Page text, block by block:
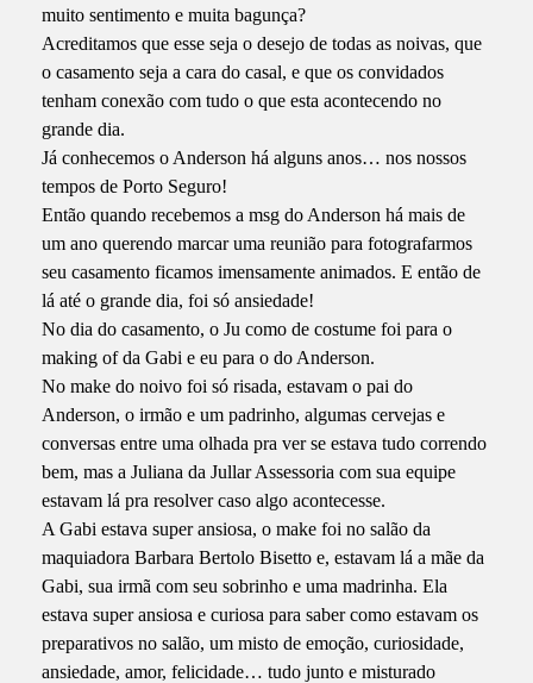
muito sentimento e muita bagunça?
Acreditamos que esse seja o desejo de todas as noivas, que
o casamento seja a cara do casal, e que os convidados
tenham conexão com tudo o que esta acontecendo no
grande dia.
Já conhecemos o Anderson há alguns anos… nos nossos
tempos de Porto Seguro!
Então quando recebemos a msg do Anderson há mais de
um ano querendo marcar uma reunião para fotografarmos
seu casamento ficamos imensamente animados. E então de
lá até o grande dia, foi só ansiedade!
No dia do casamento, o Ju como de costume foi para o
making of da Gabi e eu para o do Anderson.
No make do noivo foi só risada, estavam o pai do
Anderson, o irmão e um padrinho, algumas cervejas e
conversas entre uma olhada pra ver se estava tudo correndo
bem, mas a Juliana da Jullar Assessoria com sua equipe
estavam lá pra resolver caso algo acontecesse.
A Gabi estava super ansiosa, o make foi no salão da
maquiadora Barbara Bertolo Bisetto e, estavam lá a mãe da
Gabi, sua irmã com seu sobrinho e uma madrinha. Ela
estava super ansiosa e curiosa para saber como estavam os
preparativos no salão, um misto de emoção, curiosidade,
ansiedade, amor, felicidade… tudo junto e misturado